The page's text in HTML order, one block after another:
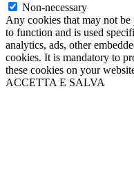
Non-necessary
Any cookies that may not
to function and is used
analytics, ads, other
cookies. It is mandatory to
these cookies on your
ACCETTA E SALVA